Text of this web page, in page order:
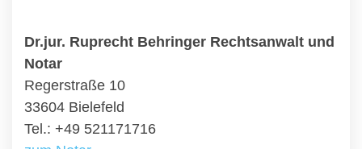
Dr.jur. Ruprecht Behringer Rechtsanwalt und
Notar
Regerstraße 10
33604 Bielefeld
Tel.: +49 521171716